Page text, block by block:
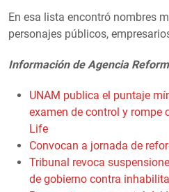
En esa lista encontró nombres
personajes públicos,
Información de Agencia
UNAM publica el puntaje
examen de control y rompe
Life
Convocan a jornada de
Tribunal revoca
de gobierno contra